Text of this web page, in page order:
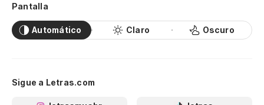
Pantalla
Automático Claro Oscuro
Sigue a Letras.com